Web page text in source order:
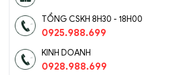
TỔNG CSKH 8H30 - 18H00
0925.988.699
KINH DOANH
0928.988.699